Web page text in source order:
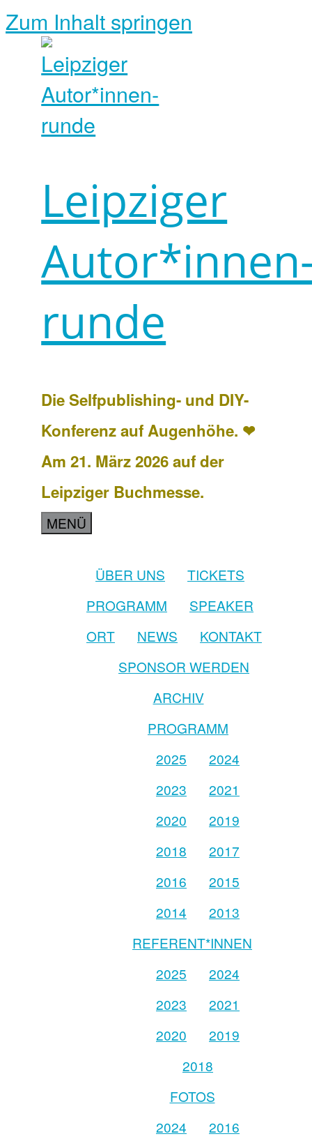
Zum Inhalt springen
Leipziger
runde
Die Selfpublishing- und DIY-
Konferenz auf Augenhöhe. ❤
Am 21. März 2026 auf der
Leipziger Buchmesse.
MENÜ
ÜBER UNS
TICKETS
PROGRAMM
SPEAKER
ORT
NEWS
KONTAKT
SPONSOR WERDEN
ARCHIV
PROGRAMM
2025
2024
2023
2021
2020
2019
2018
2017
2016
2015
2014
2013
REFERENT*INNEN
2025
2024
2023
2021
2020
2019
2018
FOTOS
2024
2016